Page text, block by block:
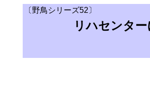
〔野鳥シリーズ52〕
リハセンタ